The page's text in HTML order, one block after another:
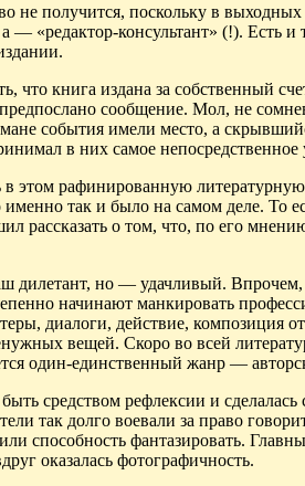
не получится, поскольку в
— «редактор-консультант» (!). Есть и
что книга издана за собственный
сообщение. Мол, не
события имели место, а
в них самое непосредственное
этом рафинированную
именно так и было на самом деле. То
рассказать о том, что, по его
дилетант, но — удачливый.
начинают манкировать
диалоги, действие, композиция
вещей. Скоро во всей
один-единственный жанр —
средством рефлексии и сделалась
так долго воевали за право
способность фантазировать.
оказалась фотографичность.